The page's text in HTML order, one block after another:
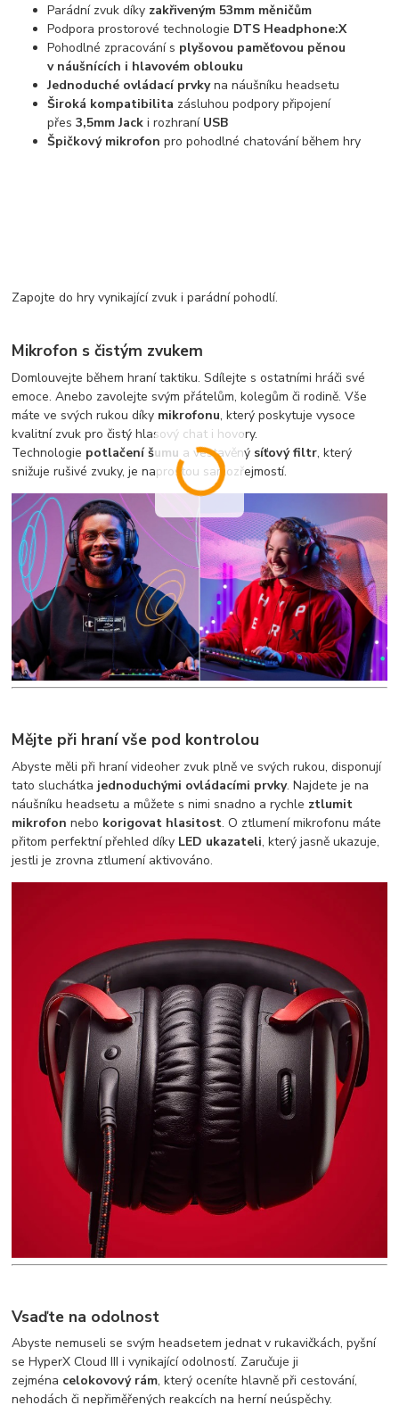
Parádní zvuk díky zakřiveným 53mm měničům
Podpora prostorové technologie DTS Headphone:X
Pohodlné zpracování s plyšovou paměťovou pěnou
v náušnících i hlavovém oblouku
Jednoduché ovládací prvkyna náušníku headsetu
Široká kompatibilita zásluhou podpory připojení
přes3,5mm Jack i rozhraní USB
Špičkový mikrofonpro pohodlné chatování během hry
Zapojte do hry vynikající zvuk i parádní pohodlí.
Mikrofon s čistým zvukem
Domlouvejte během hraní taktiku. Sdílejte s ostatními hráči své
emoce. Anebo zavolejte svým přátelům, kolegům či rodině. Vše
máte ve svých rukou díky mikrofonu, který poskytuje vysoce
kvalitní zvuk pro čistý hlasový chat i hovory.
Technologie potlačení šumu a vestavěný síťový filtr, který
snižuje rušivé zvuky, je naprostou samozřejmostí.
Mějte při hraní vše pod kontrolou
Abyste měli při hraní videoher zvuk plně ve svých rukou, disponují
tato sluchátka jednoduchými ovládacími prvky. Najdete je na
náušníku headsetu a můžete s nimi snadno a rychle ztlumit
mikrofon nebo korigovat hlasitost. O ztlumení mikrofonu máte
přitom perfektní přehled díky LED ukazateli, který jasně ukazuje,
jestli je zrovna ztlumení aktivováno.
Vsaďte na odolnost
Abyste nemuseli se svým headsetem jednat v rukavičkách, pyšní
se HyperX Cloud III i vynikající odolností. Zaručuje ji
zejména celokovový rám, který oceníte hlavně při cestování,
nehodách či nepřiměřených reakcích na herní neúspěchy.